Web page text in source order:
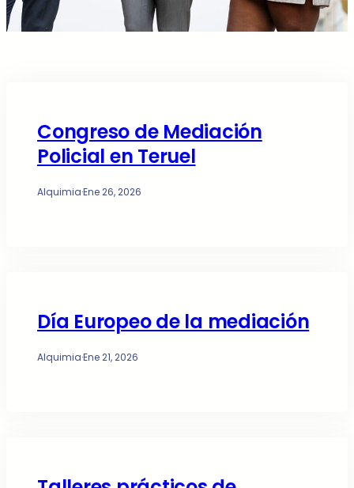
Congreso de Mediación
Policial en Teruel
Alquimia·Ene 26, 2026
Día Europeo de la mediación
Alquimia·Ene 21, 2026